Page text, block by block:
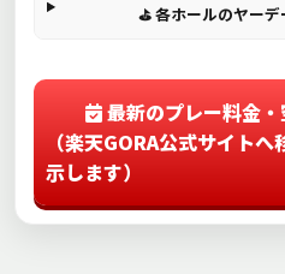
⛳ 各ホールのヤー
最新のプレー料金
（楽天GORA公式サイト
示します）